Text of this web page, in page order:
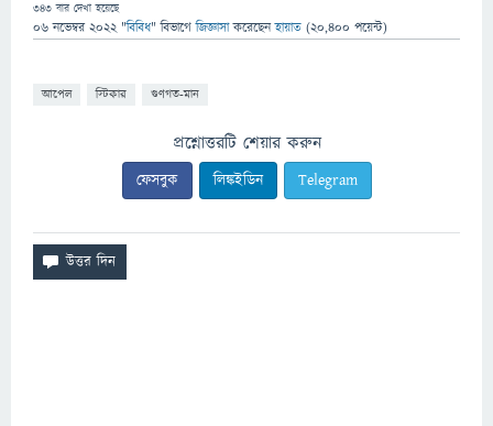
343 বার দেখা হয়েছে
06 নভেম্বর 2022 "বিবিধ" বিভাগে জিজ্ঞাসাকরেছেনহায়াত (20,400 পয়েন্ট)
আপেল স্টিকার গুণগত-মান
প্রশ্নোত্তরটি শেয়ার করুন
ফেসবুক লিঙ্কইডিন Telegram